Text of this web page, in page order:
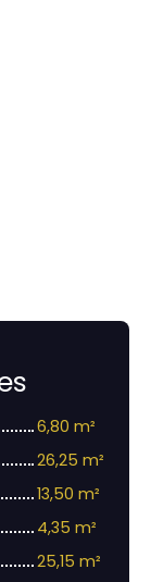
6,80 m²
26,25 m²
13,50 m²
4,35 m²
25,15 m²